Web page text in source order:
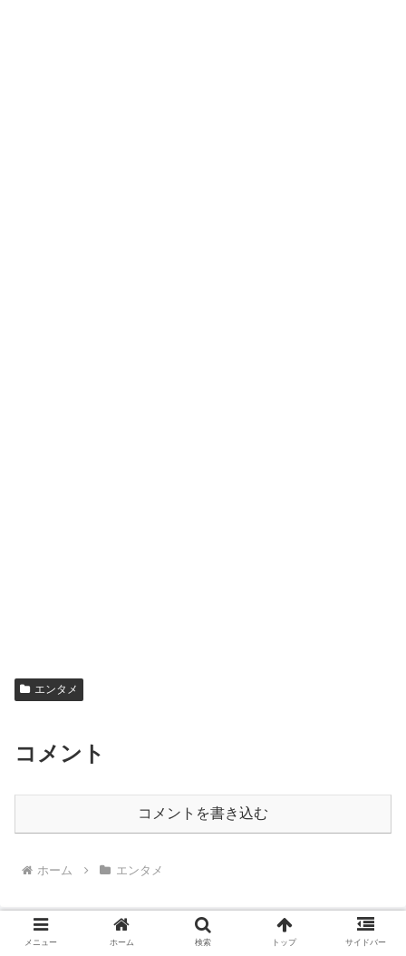
エンタメ
コメント
コメントを書き込む
ホーム エンタメ
メニュー ホーム 検索 トップ サイドバー